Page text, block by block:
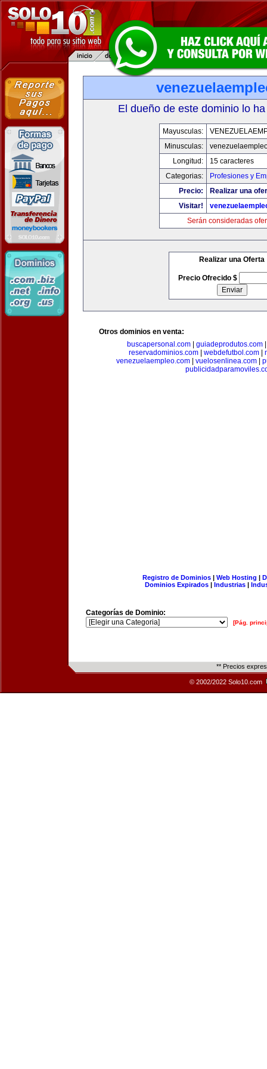
El dueño de este dominio lo
Mayusculas:
Minusculas:
Longitud:
15 caracteres
Categorias:
Profesiones y
Precio:
Realizar una
Visitar!
Serán consideradas
Realizar una Oferta
Precio Ofrecido $
Otros dominios en venta:
buscapersonal.com| guiadeprodutos.com
reservadominios.com
webdefutbol.com
venezuelaempleo.com
vuelosenlinea.com
Registro de Dominios| Web Hosting |
Dominios Expirados | Industrias |
Categorías de Dominio:
[Pág.
** Precios
© 2002/2022 Solo10.com